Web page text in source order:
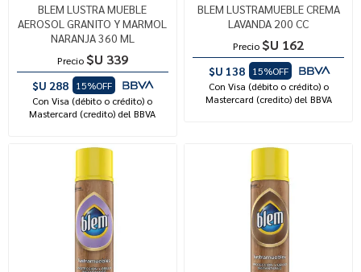
BLEM LUSTRA MUEBLE
AEROSOL GRANITO Y MARMOL
NARANJA 360 ML
Precio $U 339
$U 288
15%OFF
Con Visa (débito o crédito) o
Mastercard (credito) del BBVA
BLEM LUSTRAMUEBLE CREMA
LAVANDA 200 CC
Precio $U 162
$U 138
15%OFF
Con Visa (débito o crédito) o
Mastercard (credito) del BBVA